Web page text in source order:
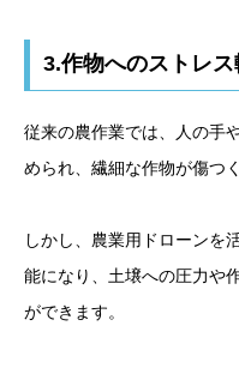
3.作物へのストレス
従来の農作業では、人の手
められ、繊細な作物が傷つ
しかし、農業用ドローンを
能になり、土壌への圧力や
ができます。